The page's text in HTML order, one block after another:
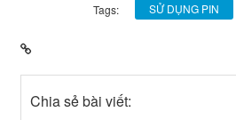
Tags: SỬ DỤNG PIN
Chia sẻ bài viết: